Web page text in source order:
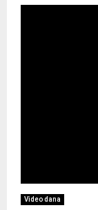
Video dana